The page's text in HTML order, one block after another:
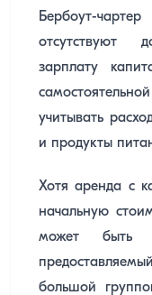
Бербоут-
отсутствуют
зарплату
учитывать
и продукты
Хотя аренда с
начальную
может быть
большой